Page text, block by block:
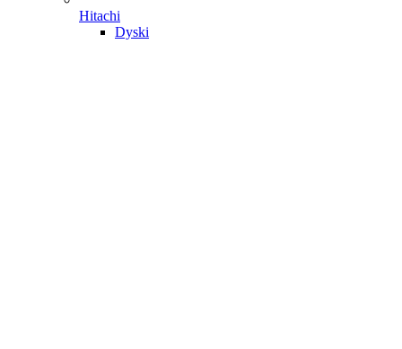
Hitachi
Dyski